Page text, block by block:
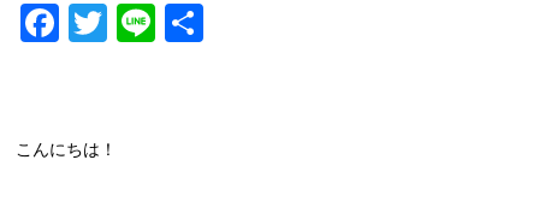
Facebook
Twitter
Line
こんにちは！